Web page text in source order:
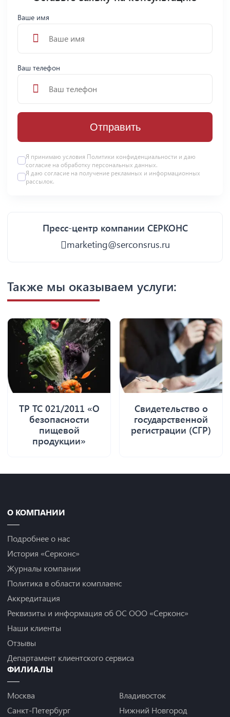
Ваше имя
Ваш телефон
Отправить
Я принимаю условия Политики конфиденциальности и даю
согласие на обработку персональных данных.
Я даю согласие на получение рекламных и информационных
рассылок.
Пресс-центр компании СЕРКОНС
marketing@serconsrus.ru
Также мы оказываем услуги:
ТР ТС 021/2011 «О
безопасности
пищевой
продукции»
Свидетельство о
государственной
регистрации (СГР)
О КОМПАНИИ
Подробнее о нас
История «Серконс»
Журналы компании
Политика в области комплаенс
Аккредитация
Реквизиты и информация об ОС ООО «Серконс»
Наши клиенты
Отзывы
Департамент клиентского сервиса
ФИЛИАЛЫ
Москва
Санкт-Петербург
Владивосток
Нижний Новгород